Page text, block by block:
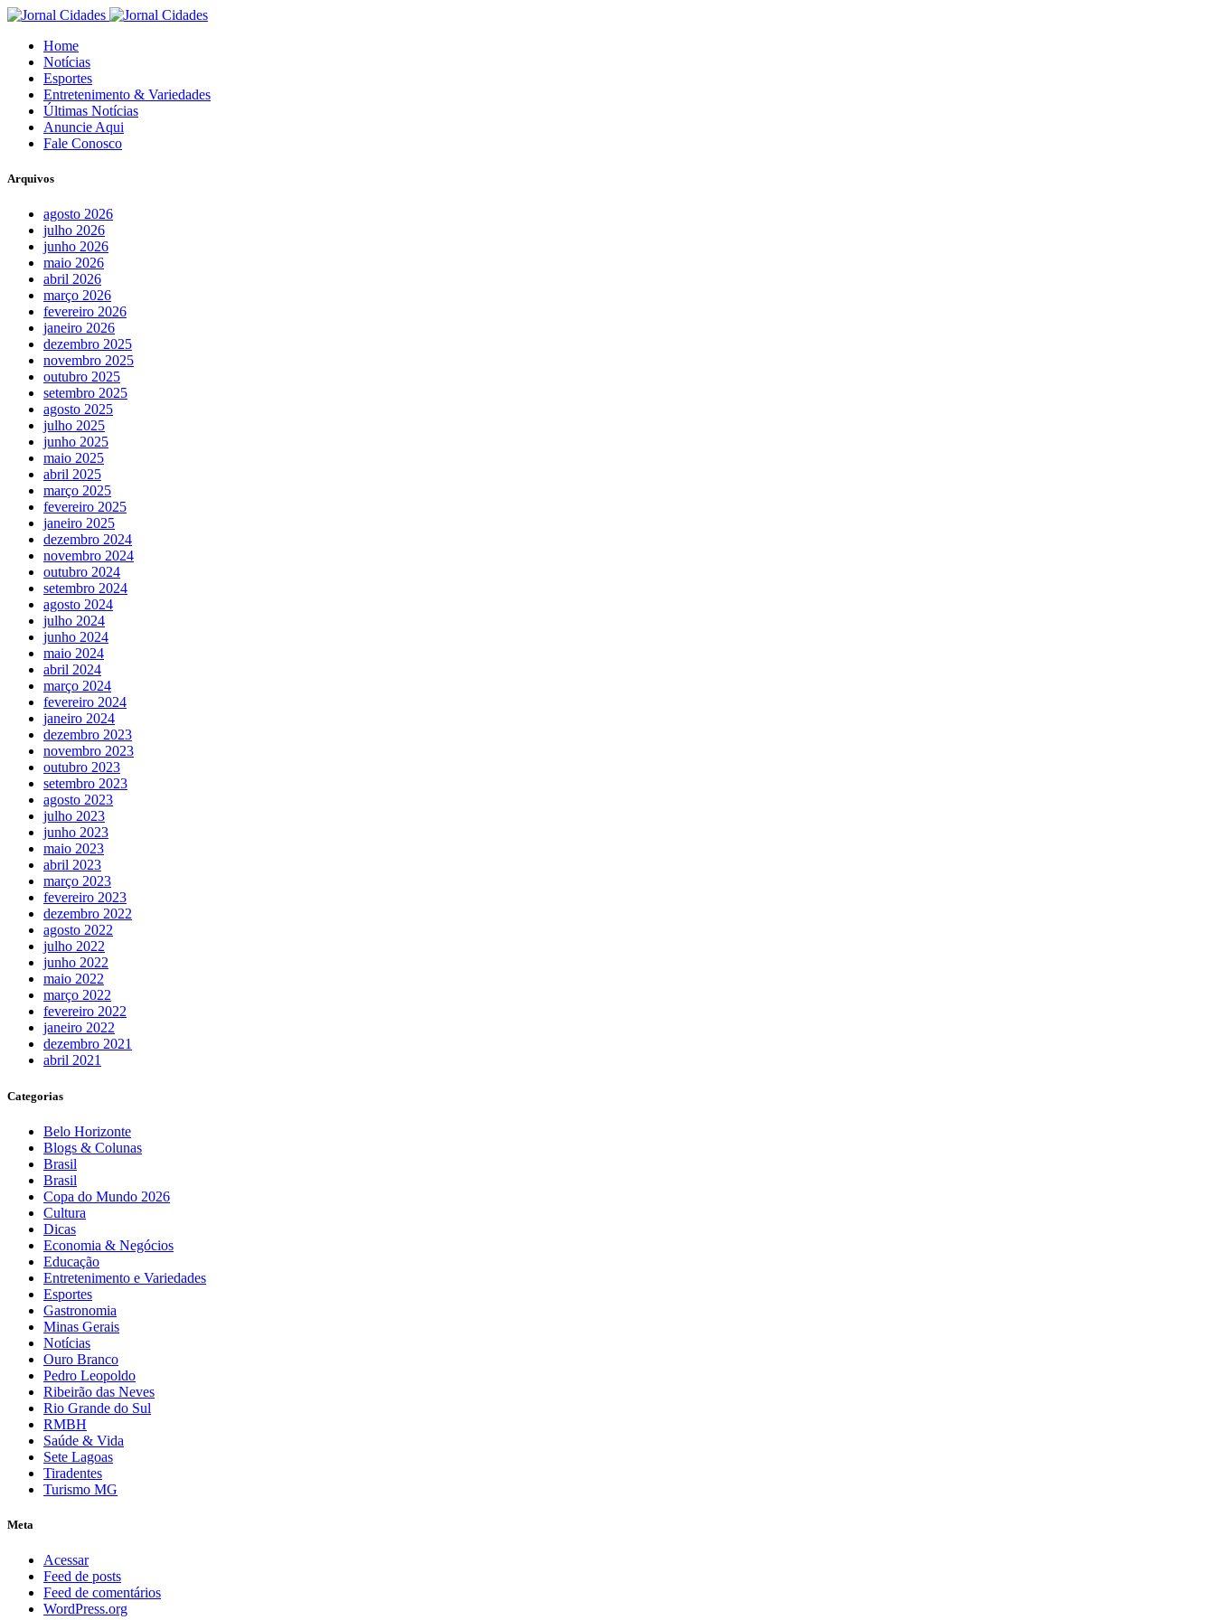
Home
Notícias
Esportes
Entretenimento & Variedades
Últimas Notícias
Anuncie Aqui
Fale Conosco
Arquivos
agosto 2026
julho 2026
junho 2026
maio 2026
abril 2026
março 2026
fevereiro 2026
janeiro 2026
dezembro 2025
novembro 2025
outubro 2025
setembro 2025
agosto 2025
julho 2025
junho 2025
maio 2025
abril 2025
março 2025
fevereiro 2025
janeiro 2025
dezembro 2024
novembro 2024
outubro 2024
setembro 2024
agosto 2024
julho 2024
junho 2024
maio 2024
abril 2024
março 2024
fevereiro 2024
janeiro 2024
dezembro 2023
novembro 2023
outubro 2023
setembro 2023
agosto 2023
julho 2023
junho 2023
maio 2023
abril 2023
março 2023
fevereiro 2023
dezembro 2022
agosto 2022
julho 2022
junho 2022
maio 2022
março 2022
fevereiro 2022
janeiro 2022
dezembro 2021
abril 2021
Categorias
Belo Horizonte
Blogs & Colunas
Brasil
Brasil
Copa do Mundo 2026
Cultura
Dicas
Economia & Negócios
Educação
Entretenimento e Variedades
Esportes
Gastronomia
Minas Gerais
Notícias
Ouro Branco
Pedro Leopoldo
Ribeirão das Neves
Rio Grande do Sul
RMBH
Saúde & Vida
Sete Lagoas
Tiradentes
Turismo MG
Meta
Acessar
Feed de posts
Feed de comentários
WordPress.org